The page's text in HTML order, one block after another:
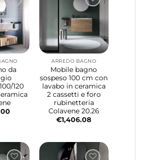
da
120
ARREDO BAGNO
Mobile bagno
sospeso 100 cm con
lavabo in ceramica
2 cassetti e foro
rubinetteria
Colavene 20.26
€1,406.08